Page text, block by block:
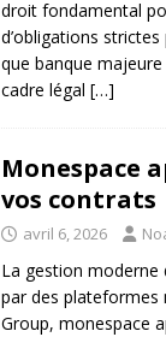
droit fondamental
d’obligations
que banque
cadre légal […]
Monespace
vos contrats
avril 6, 2026
La gestion moderne
par des plateformes
Group, monespace